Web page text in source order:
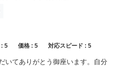
5 価格 : 5 対応スピード : 5
いてありがとう御座います。自分